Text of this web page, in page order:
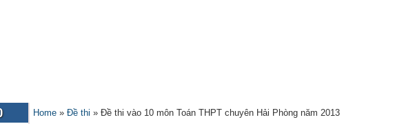
Home »Đề thi »Đề thi vào 10 môn Toán THPT chuyên Hải Phòng năm 2013